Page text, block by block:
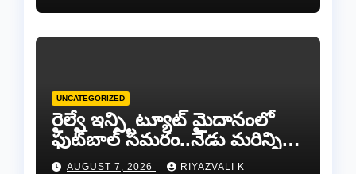
UNCATEGORIZED
రైల్వే ఇన్స్టిట్యూట్ మైదానంలో
ఫుట్‌బాల్ సమరం..నేడు మరిన్ని
జట్లు సిద్ధం!.
AUGUST 7, 2026 RIYAZVALI K